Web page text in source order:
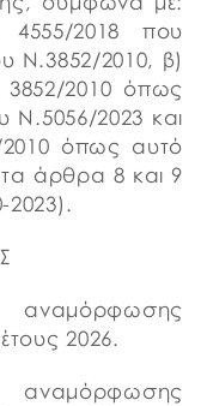
2018 που
Ν.3852/2010, β)
2010 όπως
Ν.5056/2023 και
όπως αυτό
τα άρθρα 8 και 9
2023).
2026.